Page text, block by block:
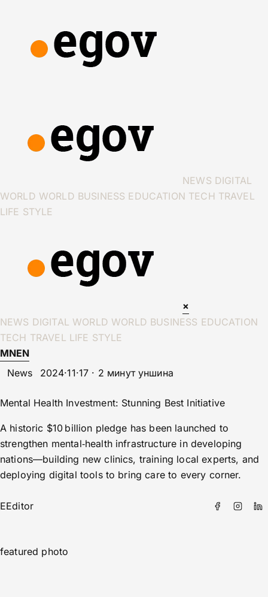
NEWS DIGITAL
WORLD WORLD BUSINESS EDUCATION TECH TRAVEL
LIFE STYLE
×
NEWS DIGITAL WORLD WORLD BUSINESS EDUCATION
TECH TRAVEL LIFE STYLE
MNEN
News
2024·11·17 · 2 минут уншина
Mental Health Investment: Stunning Best Initiative
A historic $10 billion pledge has been launched to
strengthen mental‑health infrastructure in developing
nations—building new clinics, training local experts, and
deploying digital tools to bring care to every corner.
EEditor
featured photo